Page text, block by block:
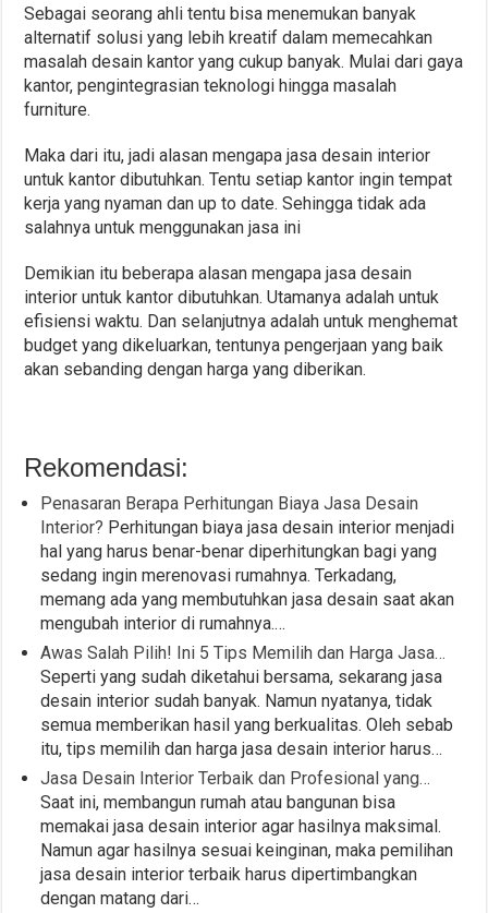
Sebagai seorang ahli tentu bisa menemukan banyak
alternatif solusi yang lebih kreatif dalam memecahkan
masalah desain kantor yang cukup banyak. Mulai dari gaya
kantor, pengintegrasian teknologi hingga masalah
furniture.
Maka dari itu, jadi alasan mengapa jasa desain interior
untuk kantor dibutuhkan. Tentu setiap kantor ingin tempat
kerja yang nyaman dan up to date. Sehingga tidak ada
salahnya untuk menggunakan jasa ini
Demikian itu beberapa alasan mengapa jasa desain
interior untuk kantor dibutuhkan. Utamanya adalah untuk
efisiensi waktu. Dan selanjutnya adalah untuk menghemat
budget yang dikeluarkan, tentunya pengerjaan yang baik
akan sebanding dengan harga yang diberikan.
Rekomendasi:
Penasaran Berapa Perhitungan Biaya Jasa Desain
Interior? Perhitungan biaya jasa desain interior menjadi
hal yang harus benar-benar diperhitungkan bagi yang
sedang ingin merenovasi rumahnya. Terkadang,
memang ada yang membutuhkan jasa desain saat akan
mengubah interior di rumahnya.…
Awas Salah Pilih! Ini 5 Tips Memilih dan Harga Jasa…
Seperti yang sudah diketahui bersama, sekarang jasa
desain interior sudah banyak. Namun nyatanya, tidak
semua memberikan hasil yang berkualitas. Oleh sebab
itu, tips memilih dan harga jasa desain interior harus…
Jasa Desain Interior Terbaik dan Profesional yang…
Saat ini, membangun rumah atau bangunan bisa
memakai jasa desain interior agar hasilnya maksimal.
Namun agar hasilnya sesuai keinginan, maka pemilihan
jasa desain interior terbaik harus dipertimbangkan
dengan matang dari…